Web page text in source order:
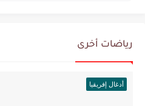
رياضات أخرى
أدغال إفريقيا